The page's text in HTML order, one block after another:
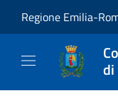
Regione Emilia-
di